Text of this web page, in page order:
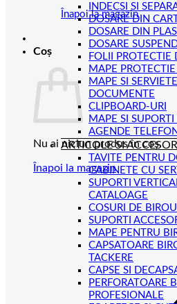
Înapoi la magazin
Coș
Nu ai niciun produs în coș.
Înapoi la magazin
INDECSI SI
DOSARE DIN
DOSARE DIN
DOSARE
FOLII PROTECTIE
MAPE
MAPE SI
DOCUMENTE
CLIPBOARD-URI
MAPE SI
AGENDE
ARTICOLE SI
TAVITE PENTRU
CABINETE CU
SUPORTI
CATALOAGE
COSURI DE BIROU
SUPORTI
MAPE PENTRU
CAPSATOARE
TACKERE
CAPSE SI
PERFORATOARE
PROFESIONALE